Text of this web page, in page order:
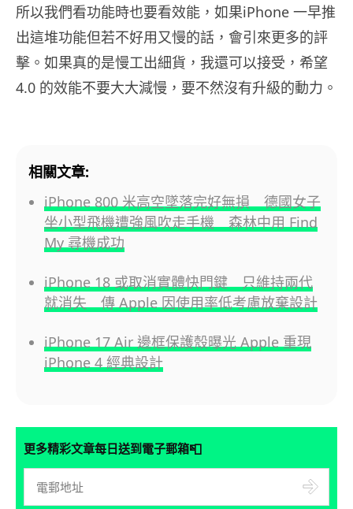
所以我們看功能時也要看效能，如果iPhone 一早推
出這堆功能但若不好用又慢的話，會引來更多的評
擊。如果真的是慢工出細貨，我還可以接受，希望
4.0 的效能不要大大減慢，要不然沒有升級的動力。
相關文章:
iPhone 800 米高空墜落完好無損 德國女子
坐小型飛機遭強風吹走手機 森林中用 Find
My 尋機成功
iPhone 18 或取消實體快門鍵 只維持兩代
就消失 傳 Apple 因使用率低考慮放棄設計
iPhone 17 Air 邊框保護殼曝光 Apple 重現
iPhone 4 經典設計
更多精彩文章每日送到電子郵箱📮